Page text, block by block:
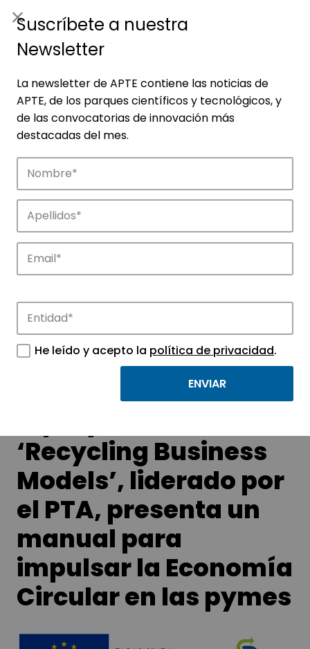
Noticias
Conoce las noticias más destacadas de
APTE y sus parques científicos y
tecnológicos.
‘Recycling Business
Models’, liderado por
el PTA, presenta un
manual para
impulsar la Economía
Circular en las pymes
Suscríbete a nuestra
Newsletter
La newsletter de APTE contiene las noticias de
APTE, de los parques científicos y tecnológicos, y
de las convocatorias de innovación más
destacadas del mes.
He leído y acepto la política de privacidad.